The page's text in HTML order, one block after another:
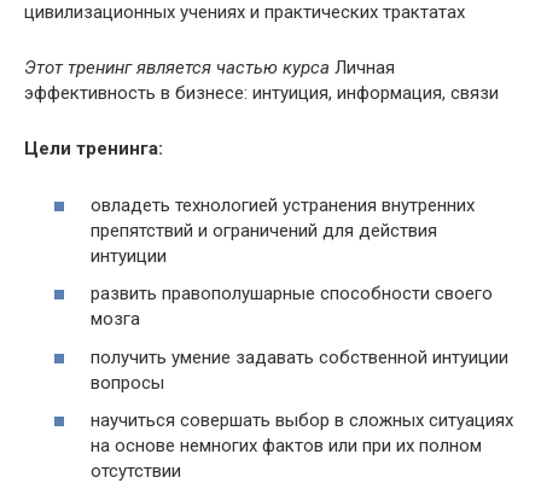
цивилизационных учениях и практических трактатах
Этот тренинг является частью курса Личная
эффективность в бизнесе: интуиция, информация, связи
Цели тренинга:
овладеть технологией устранения внутренних
препятствий и ограничений для действия
интуиции
развить правополушарные способности своего
мозга
получить умение задавать собственной интуиции
вопросы
научиться совершать выбор в сложных ситуациях
на основе немногих фактов или при их полном
отсутствии